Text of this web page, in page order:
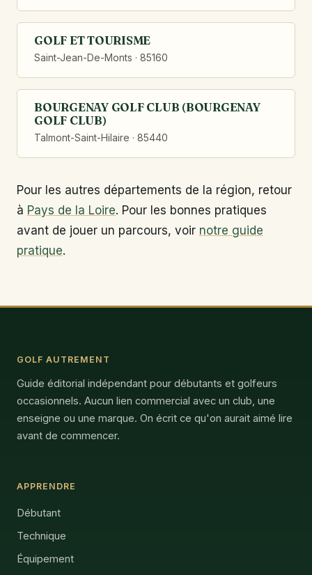
GOLF ET TOURISME
Saint-Jean-De-Monts · 85160
BOURGENAY GOLF CLUB (BOURGENAY
GOLF CLUB)
Talmont-Saint-Hilaire · 85440
Pour les autres départements de la région, retour
à Pays de la Loire. Pour les bonnes pratiques
avant de jouer un parcours, voir notre guide
pratique.
GOLF AUTREMENT
Guide éditorial indépendant pour débutants et golfeurs
occasionnels. Aucun lien commercial avec un club, une
enseigne ou une marque. On écrit ce qu'on aurait aimé lire
avant de commencer.
APPRENDRE
Débutant
Technique
Équipement